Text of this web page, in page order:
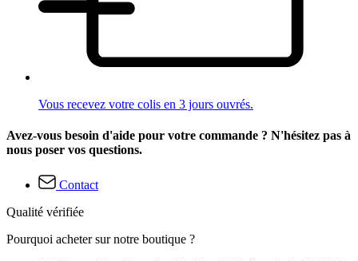
Vous recevez votre colis en 3 jours ouvrés.
Avez-vous besoin d'aide pour votre commande ? N'hésitez pas à
nous poser vos questions.
Contact
Qualité vérifiée
Pourquoi acheter sur notre boutique ?